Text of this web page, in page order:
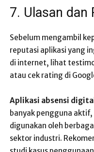
7. Ulasan dan
Sebelum mengambil
reputasi aplikasi yang
di internet, lihat
atau cek rating di
Aplikasi absensi
banyak pengguna
digunakan oleh
sektor industri.